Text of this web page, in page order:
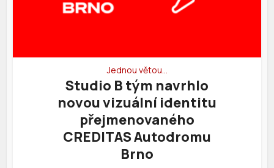
Jednou větou…
Studio B tým navrhlo
novou vizuální identitu
přejmenovaného
CREDITAS Autodromu
Brno